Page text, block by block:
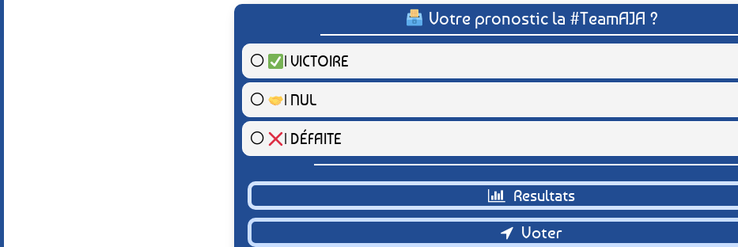
Votre pronostic la #TeamAJA ?
| VICTOIRE
| NUL
| DÉFAITE
Retour